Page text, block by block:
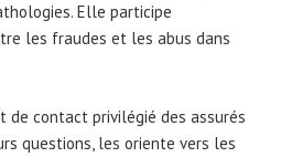
Elle participe
les fraudes et les abus dans
de contact privilégié des assurés
questions, les oriente vers les